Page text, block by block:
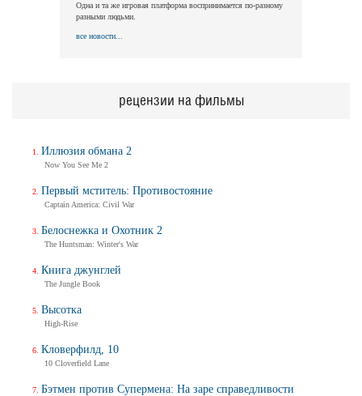
Одна и та же игровая платформа воспринимается по-разному
разными людьми.
все новости...
рецензии на фильмы
Иллюзия обмана 2
Now You See Me 2
Первый мститель: Противостояние
Captain America: Civil War
Белоснежка и Охотник 2
The Huntsman: Winter's War
Книга джунглей
The Jungle Book
Высотка
High-Rise
Кловерфилд, 10
10 Cloverfield Lane
Бэтмен против Супермена: На заре справедливости